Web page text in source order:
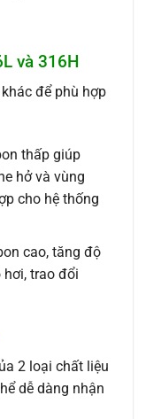
và 316H
để phù hợp
thấp giúp
hở và vùng
cho hệ thống
cao, tăng độ
hơi, trao đổi
2 loại chất liệu
dễ dàng nhận